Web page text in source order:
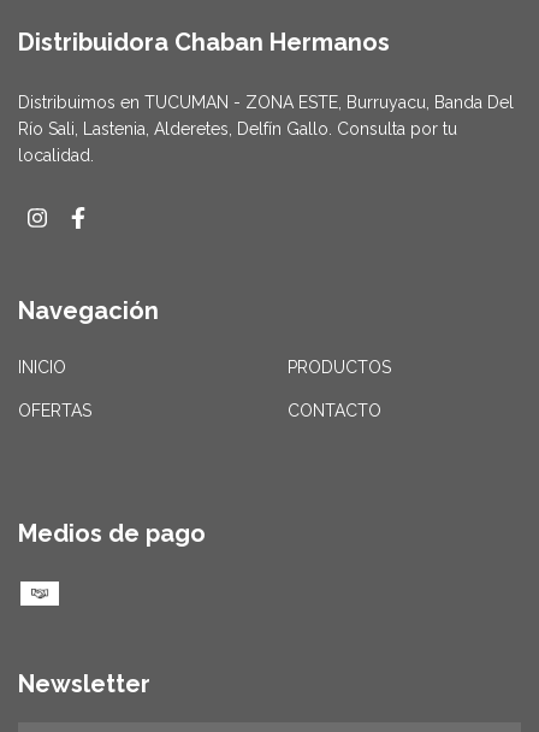
Distribuidora Chaban Hermanos
Distribuimos en TUCUMAN - ZONA ESTE, Burruyacu, Banda Del
Río Sali, Lastenia, Alderetes, Delfín Gallo. Consulta por tu
localidad.
Navegación
INICIO PRODUCTOS
OFERTAS CONTACTO
Medios de pago
Newsletter